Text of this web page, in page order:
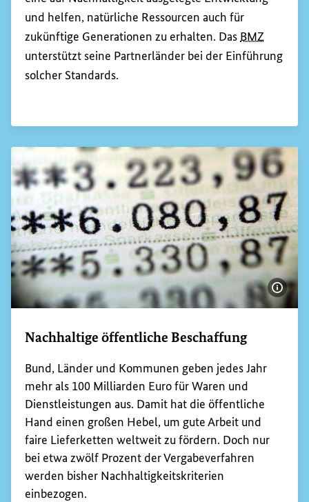
und helfen, natürliche Ressourcen auch für
zukünftige Generationen zu erhalten. Das BMZ
unterstützt seine Partnerländer bei der Einführung
solcher Standards.
Nachhaltige öffentliche Beschaffung
Bund, Länder und Kommunen geben jedes Jahr
mehr als 100 Milliarden Euro für Waren und
Dienstleistungen aus. Damit hat die öffentliche
Hand einen großen Hebel, um gute Arbeit und
faire Lieferketten weltweit zu fördern. Doch nur
bei etwa zwölf Prozent der Vergabeverfahren
werden bisher Nachhaltigkeitskriterien
einbezogen.